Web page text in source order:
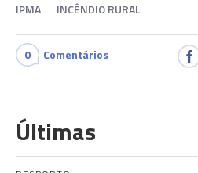
IPMA INCÊNDIO RURAL
0 Comentários
Últimas